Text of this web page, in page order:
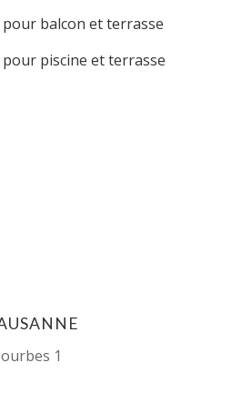
balcon et terrasse
piscine et terrasse
1